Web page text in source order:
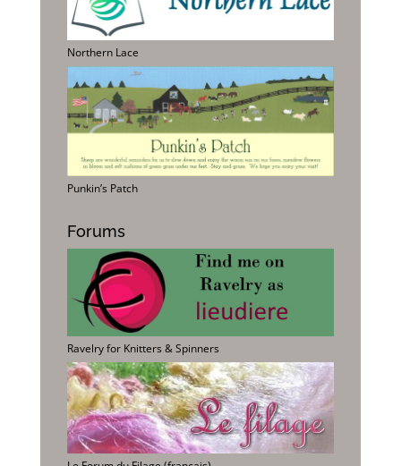
Northern Lace
Punkin’s Patch
Forums
Ravelry for Knitters & Spinners